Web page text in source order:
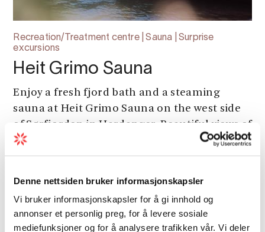
Denne nettsiden bruker informasjonskapsler
Vi bruker informasjonskapsler for å gi innhold og
annonser et personlig preg, for å levere sosiale
mediefunksjoner og for å analysere trafikken vår. Vi deler
Recreation/Treatment centre | Sauna | Surprise
excursions
Heit Grimo Sauna
Enjoy a fresh fjord bath and a steaming
sauna at Heit Grimo Sauna on the west side
of Sørfjorden in Hardanger. Beautiful views of
the fjord and mountains.
Other attractions